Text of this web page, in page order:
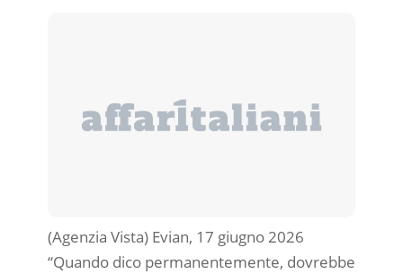
(Agenzia Vista) Evian, 17 giugno 2026
“Quando dico permanentemente, dovrebbe